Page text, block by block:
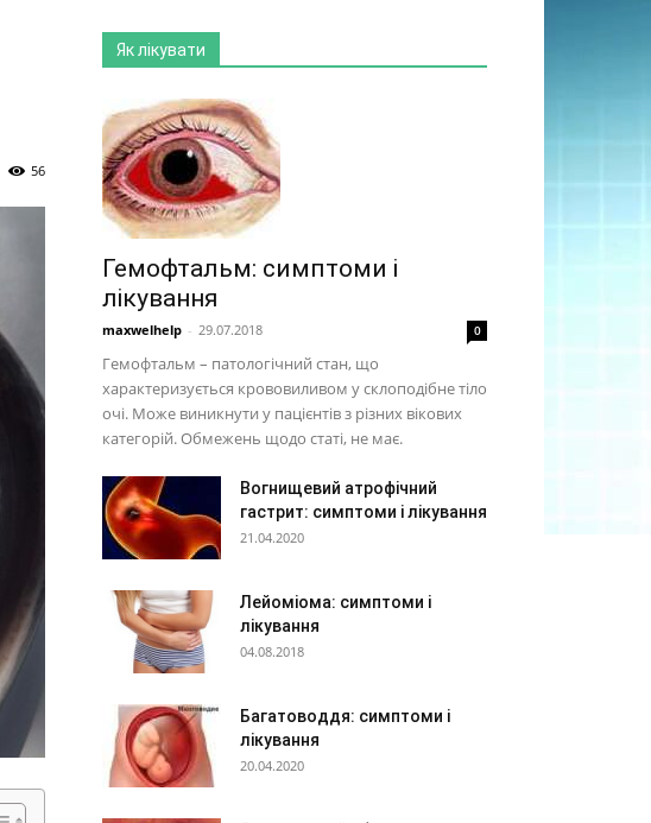
56
Як лікувати
Гемофтальм: симптоми і
лікування
maxwelhelp - 29.07.2018 0
Гемофтальм – патологічний стан, що
характеризується крововиливом у склоподібне тіло
очі. Може виникнути у пацієнтів з різних вікових
категорій. Обмежень щодо статі, не має.
Вогнищевий атрофічний
гастрит: симптоми і лікування
21.04.2020
Лейоміома: симптоми і
лікування
04.08.2018
Багатоводдя: симптоми і
лікування
20.04.2020